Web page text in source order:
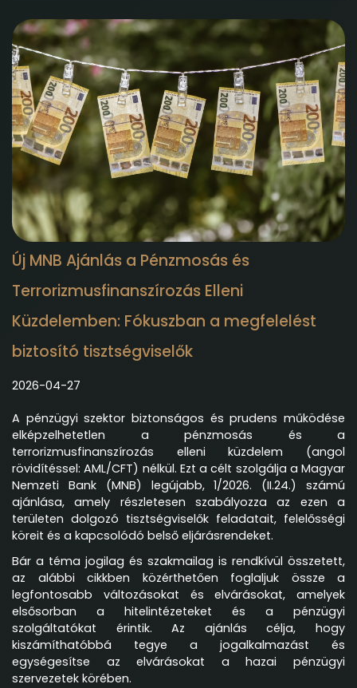
Új MNB Ajánlás a Pénzmosás és
Terrorizmusfinanszírozás Elleni
Küzdelemben: Fókuszban a megfelelést
biztosító tisztségviselők
2026-04-27
A pénzügyi szektor biztonságos és prudens működése
elképzelhetetlen a pénzmosás és a
terrorizmusfinanszírozás elleni küzdelem (angol
rövidítéssel: AML/CFT) nélkül. Ezt a célt szolgálja a Magyar
Nemzeti Bank (MNB) legújabb, 1/2026. (II.24.) számú
ajánlása, amely részletesen szabályozza az ezen a
területen dolgozó tisztségviselők feladatait, felelősségi
köreit és a kapcsolódó belső eljárásrendeket.
Bár a téma jogilag és szakmailag is rendkívül összetett,
az alábbi cikkben közérthetően foglaljuk össze a
legfontosabb változásokat és elvárásokat, amelyek
elsősorban a hitelintézeteket és a pénzügyi
szolgáltatókat érintik. Az ajánlás célja, hogy
kiszámíthatóbbá tegye a jogalkalmazást és
egységesítse az elvárásokat a hazai pénzügyi
szervezetek körében.